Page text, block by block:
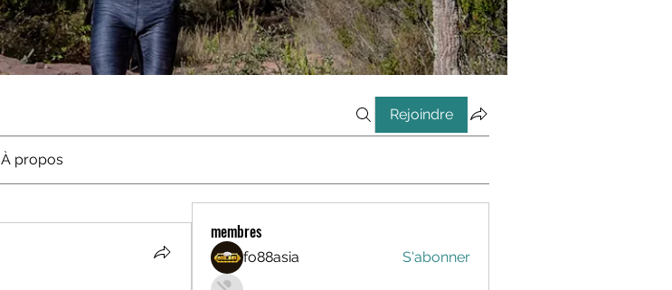
Rejoindre
À propos
membres
fo88asia S'abonner